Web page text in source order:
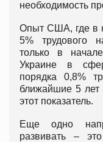
необходимость
Опыт США, где в
5% трудового
только в
Украине в
порядка 0,8%
ближайшие 5
этот показатель.
Еще одно
развивать –